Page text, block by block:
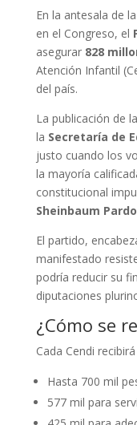
En la antesala de
en el Congreso, el
asegurar 828
Atención Infantil
del país.
La publicación de
la Secretaría de
justo cuando los
la mayoría
constitucional
Sheinbaum Pardo
El partido,
manifestado
podría reducir su
diputaciones
¿Cómo se
Cada Cendi
Hasta 700 mil
577 mil para